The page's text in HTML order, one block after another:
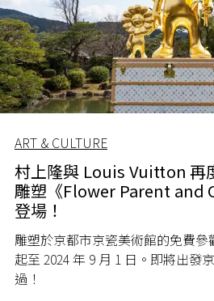
ART & CULTURE
村上隆與 Louis Vuitton 再
雕塑《Flower Parent and
登場！
雕塑於京都市京瓷美術館的免費參
起至 2024 年 9 月 1 日。即將出發
過！